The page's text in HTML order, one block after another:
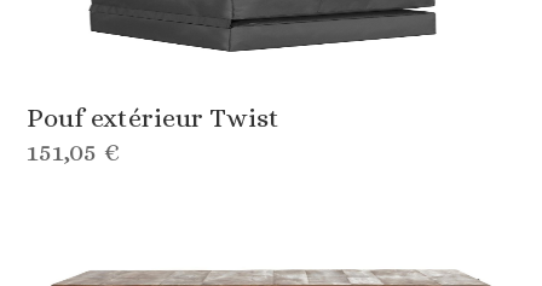
Pouf extérieur Twist
151,05 €